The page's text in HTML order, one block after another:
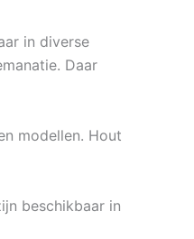
in diverse
Daar
modellen. Hout
beschikbaar in